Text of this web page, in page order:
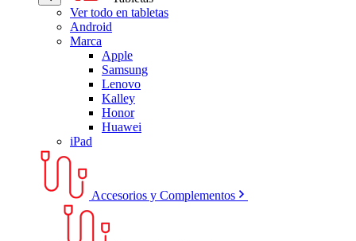
Ver todo en tabletas
Android
Marca
Apple
Samsung
Lenovo
Kalley
Honor
Huawei
iPad
Accesorios y Complementos